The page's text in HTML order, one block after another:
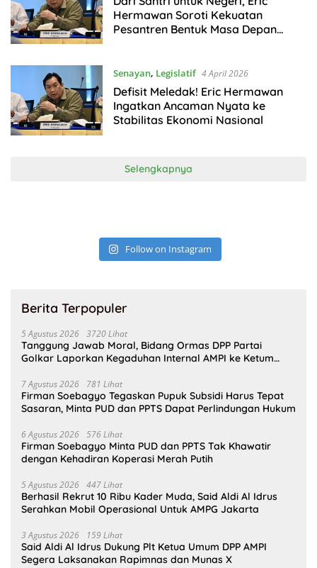
Hermawan Soroti Kekuatan
Pesantren Bentuk Masa Depan
Senayan, Legislatif 4 April 2026
Defisit Meledak! Eric Hermawan
Ingatkan Ancaman Nyata ke
Stabilitas Ekonomi Nasional
Selengkapnya
Follow on Instagram
Berita Terpopuler
5 Agustus 2026 3720 Lihat
Tanggung Jawab Moral, Bidang Ormas DPP Partai
Golkar Laporkan Kegaduhan Internal AMPI ke Ketum
7 Agustus 2026 781 Lihat
Firman Soebagyo Tegaskan Pupuk Subsidi Harus Tepat
Sasaran, Minta PUD dan PPTS Dapat Perlindungan Hukum
6 Agustus 2026 576 Lihat
Firman Soebagyo Minta PUD dan PPTS Tak Khawatir
dengan Kehadiran Koperasi Merah Putih
5 Agustus 2026 447 Lihat
Berhasil Rekrut 10 Ribu Kader Muda, Said Aldi Al Idrus
Serahkan Mobil Operasional Untuk AMPG Jakarta
3 Agustus 2026 159 Lihat
Said Aldi Al Idrus Dukung Plt Ketua Umum DPP AMPI
Segera Laksanakan Rapimnas dan Munas X